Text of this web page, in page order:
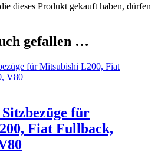
dieses Produkt gekauft haben, dürfen
gefallen …
für
Fiat Fullback,